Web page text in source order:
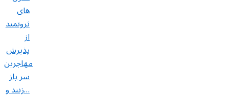
های
ثروتمند
از
پذیرش
مهاجرین
سر باز
زنند و…